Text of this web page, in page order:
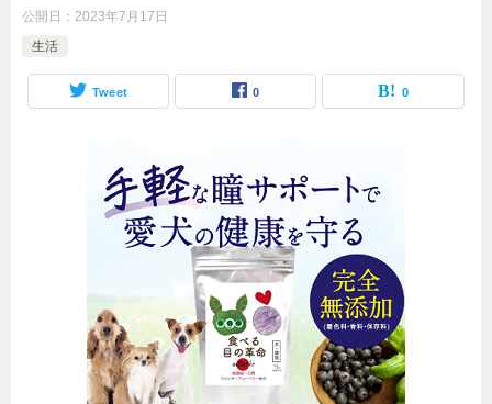
公開日： 2023年7月17日
生活
Tweet 0 0